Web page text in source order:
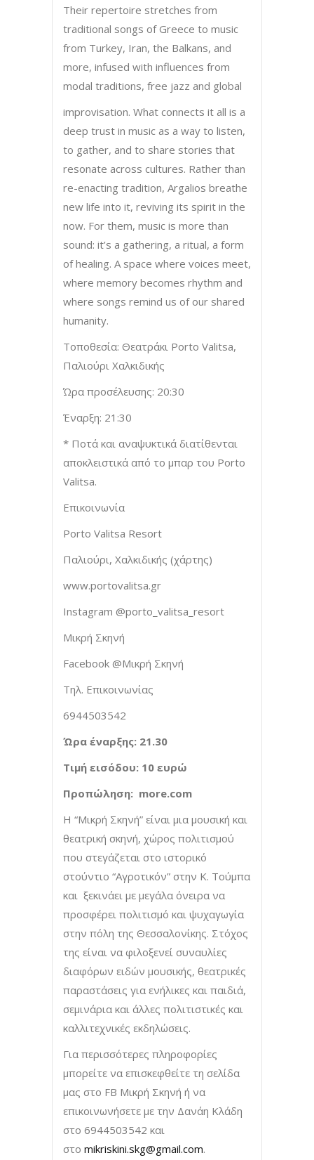
Their repertoire stretches from
traditional songs of Greece to music
from Turkey, Iran, the Balkans, and
more, infused with influences from
modal traditions, free jazz and global
improvisation. What connects it all is a
deep trust in music as a way to listen,
to gather, and to share stories that
resonate across cultures. Rather than
re-enacting tradition, Argalios breathe
new life into it, reviving its spirit in the
now. For them, music is more than
sound: it’s a gathering, a ritual, a form
of healing. A space where voices meet,
where memory becomes rhythm and
where songs remind us of our shared
humanity.
Τοποθεσία: Θεατράκι Porto Valitsa,
Παλιούρι Χαλκιδικής
Ώρα προσέλευσης: 20:30
Έναρξη: 21:30
* Ποτά και αναψυκτικά διατίθενται
αποκλειστικά από το μπαρ του Porto
Valitsa.
Επικοινωνία
Porto Valitsa Resort
Παλιούρι, Χαλκιδικής (χάρτης)
www.portovalitsa.gr
Instagram @porto_valitsa_resort
Μικρή Σκηνή
Facebook @Μικρή Σκηνή
Τηλ. Επικοινωνίας
6944503542
Ώρα έναρξης: 21.30
Τιμή εισόδου: 10 ευρώ
Προπώληση: more.com
Η “Μικρή Σκηνή” είναι μια μουσική και
θεατρική σκηνή, χώρος πολιτισμού
που στεγάζεται στο ιστορικό
στούντιο “Αγροτικόν” στην Κ. Τούμπα
και ξεκινάει με μεγάλα όνειρα να
προσφέρει πολιτισμό και ψυχαγωγία
στην πόλη της Θεσσαλονίκης. Στόχος
της είναι να φιλοξενεί συναυλίες
διαφόρων ειδών μουσικής, θεατρικές
παραστάσεις για ενήλικες και παιδιά,
σεμινάρια και άλλες πολιτιστικές και
καλλιτεχνικές εκδηλώσεις.
Για περισσότερες πληροφορίες
μπορείτε να επισκεφθείτε τη σελίδα
μας στο FB Μικρή Σκηνή ή να
επικοινωνήσετε με την Δανάη Κλάδη
στο 6944503542 και
στο mikriskini.skg@gmail.com.